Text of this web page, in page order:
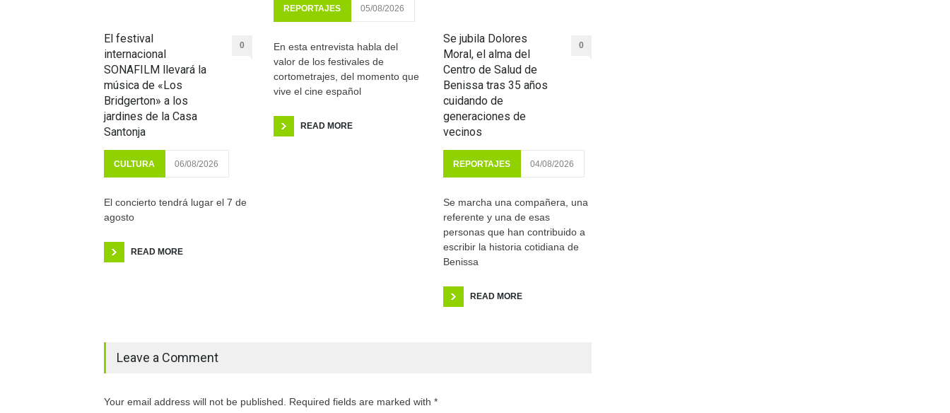
El festival
internacional
SONAFILM llevará la
música de «Los
Bridgerton» a los
jardines de la Casa
Santonja
0
CULTURA 06/08/2026
El concierto tendrá lugar el 7 de
agosto
READ MORE
REPORTAJES 05/08/2026
En esta entrevista habla del
valor de los festivales de
cortometrajes, del momento que
vive el cine español
READ MORE
Se jubila Dolores
Moral, el alma del
Centro de Salud de
Benissa tras 35 años
cuidando de
generaciones de
vecinos
0
REPORTAJES 04/08/2026
Se marcha una compañera, una
referente y una de esas
personas que han contribuido a
escribir la historia cotidiana de
Benissa
READ MORE
Leave a Comment
Your email address will not be published. Required fields are marked with *